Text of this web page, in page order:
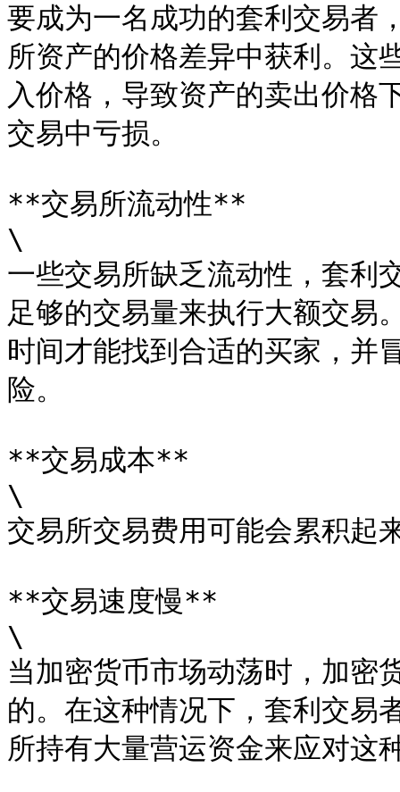
要成为一名成功的套利交易者
所资产的价格差异中获利。这
入价格，导致资产的卖出价格
交易中亏损。
**交易所流动性**
\
一些交易所缺乏流动性，套利
足够的交易量来执行大额交易
时间才能找到合适的买家，并
险。
**交易成本**
\
交易所交易费用可能会累积起
**交易速度慢**
\
当加密货币市场动荡时，加密
的。在这种情况下，套利交易
所持有大量营运资金来应对这